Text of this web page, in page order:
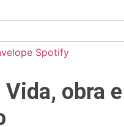
Spotify
Vida, obra e